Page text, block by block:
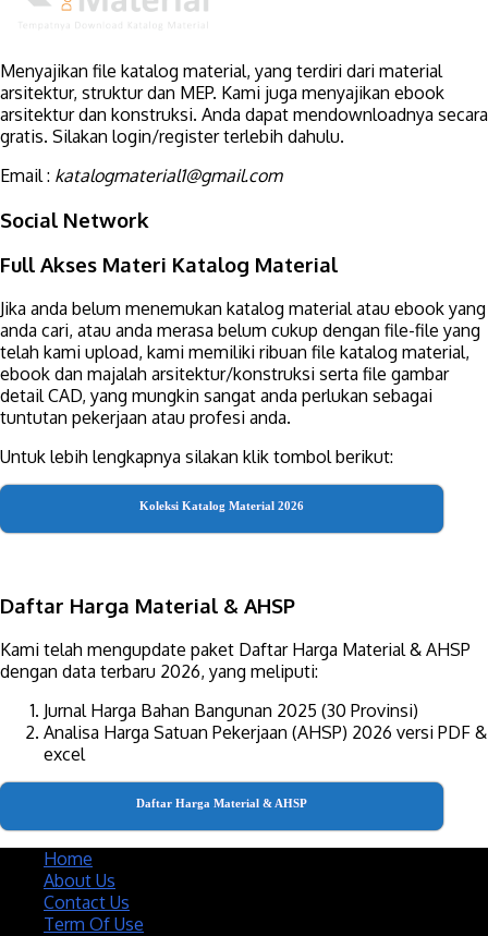
Menyajikan file katalog material, yang terdiri dari material
arsitektur, struktur dan MEP. Kami juga menyajikan ebook
arsitektur dan konstruksi. Anda dapat mendownloadnya secara
gratis. Silakan login/register terlebih dahulu.
Email : katalogmaterial1@gmail.com
Social Network
Full Akses Materi Katalog Material
Jika anda belum menemukan katalog material atau ebook yang
anda cari, atau anda merasa belum cukup dengan file-file yang
telah kami upload, kami memiliki ribuan file katalog material,
ebook dan majalah arsitektur/konstruksi serta file gambar
detail CAD, yang mungkin sangat anda perlukan sebagai
tuntutan pekerjaan atau profesi anda.
Untuk lebih lengkapnya silakan klik tombol berikut:
Koleksi Katalog Material 2026
Daftar Harga Material & AHSP
Kami telah mengupdate paket Daftar Harga Material & AHSP
dengan data terbaru 2026, yang meliputi:
Jurnal Harga Bahan Bangunan 2025 (30 Provinsi)
Analisa Harga Satuan Pekerjaan (AHSP) 2026 versi PDF &
excel
Daftar Harga Material & AHSP
Home
About Us
Contact Us
Term Of Use